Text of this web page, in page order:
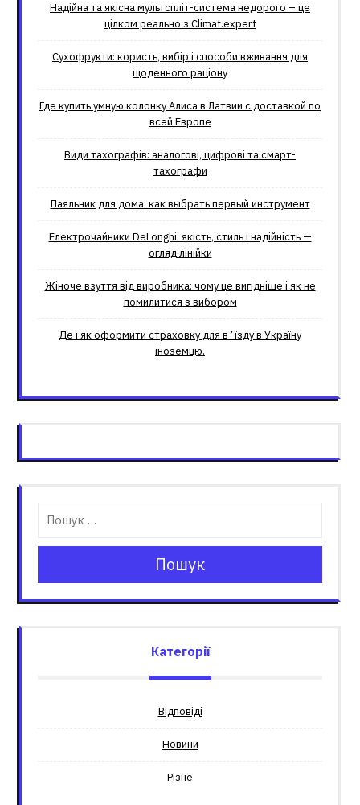
Надійна та якісна мультспліт-система недорого – це
цілком реально з Climat.еxpert
Сухофрукти: користь, вибір і способи вживання для
щоденного раціону
Где купить умную колонку Алиса в Латвии с доставкой по
всей Европе
Види тахографів: аналогові, цифрові та смарт-
тахографи
Паяльник для дома: как выбрать первый инструмент
Електрочайники DeLonghi: якість, стиль і надійність —
огляд лінійки
Жіноче взуття від виробника: чому це вигідніше і як не
помилитися з вибором
Де і як оформити страховку для вʼїзду в Україну
іноземцю.
Пошук
Категорії
Відповіді
Новини
Різне